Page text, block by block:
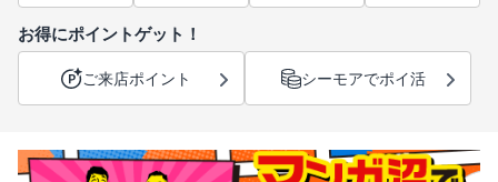
お得にポイントゲット！
ご来店ポイント シーモアでポイ活